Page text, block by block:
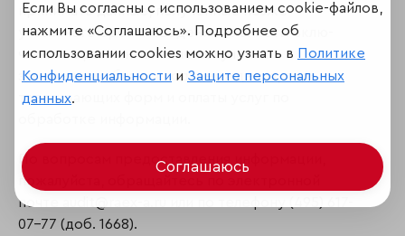
принимать данные, полученные позже
указанного срока. Сведения из анкеты вклю­
чаются в рэнкинги после получения
заверенного бланка подтверждения, под­
тверждающих форм и оплаты услуг по
По вопросам предоставления информации,
пожалуйста, обращайтесь по электронной
почте audit@raex-a.ru или по телефону (495) 617-
07-77 (доб. 1668).
Если Вы согласны с использованием cookie-файлов,
нажмите «Соглашаюсь». Подробнее об
использовании cookies можно узнать в Политике
Конфиденциальности и Защите персональных
данных.
Соглашаюсь